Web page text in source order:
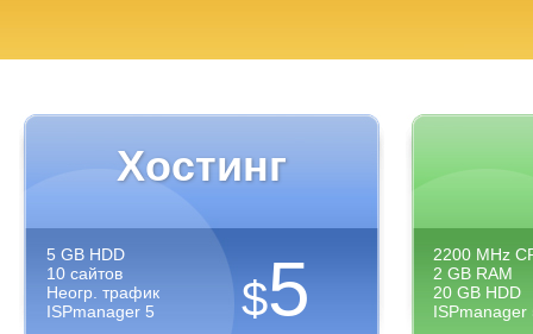
Хостинг
5 GB HDD
10 сайтов
Неогр. трафик
ISPmanager 5
$5
2200 MHz
2 GB RAM
20 GB HDD
ISPmanager